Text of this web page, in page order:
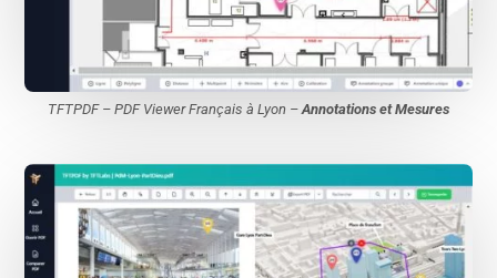
TFTPDF – PDF Viewer Français à Lyon –Annotations et Mesures